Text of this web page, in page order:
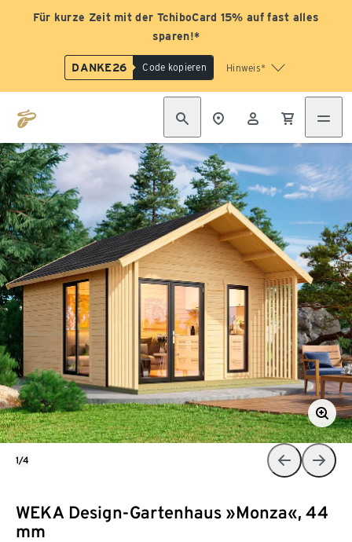
Für kurze Zeit mit der TchiboCard 15% auf fast alles
sparen!*
DANKE26 Code kopieren Hinweis*
WEKA Design-Gartenhaus »Monza«, 44
mm
1/4